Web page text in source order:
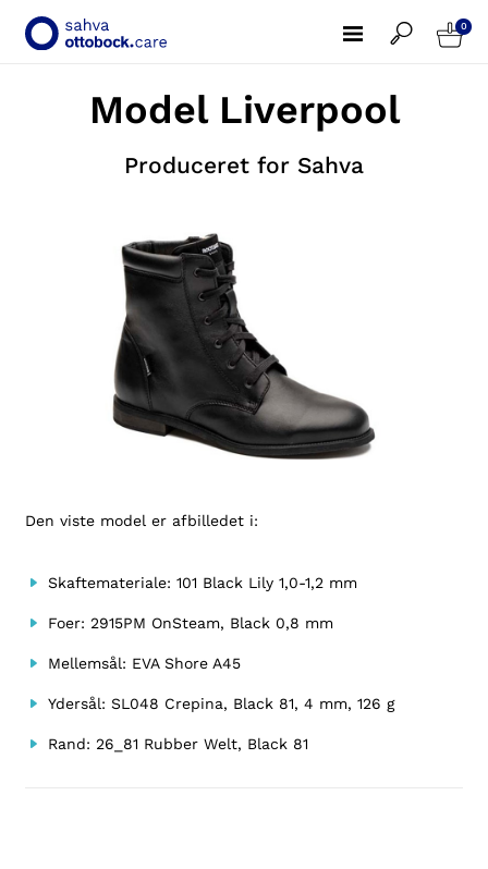
0
Model Liverpool
Produceret for Sahva
Den viste model er afbilledet i:
Skaftemateriale: 101 Black Lily 1,0-1,2 mm
Foer: 2915PM OnSteam, Black 0,8 mm
Mellemsål: EVA Shore A45
Ydersål: SL048 Crepina, Black 81, 4 mm, 126 g
Rand: 26_81 Rubber Welt, Black 81